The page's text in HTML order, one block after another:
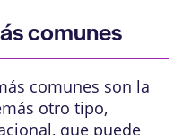
comunes
comunes son la
otro tipo,
que puede